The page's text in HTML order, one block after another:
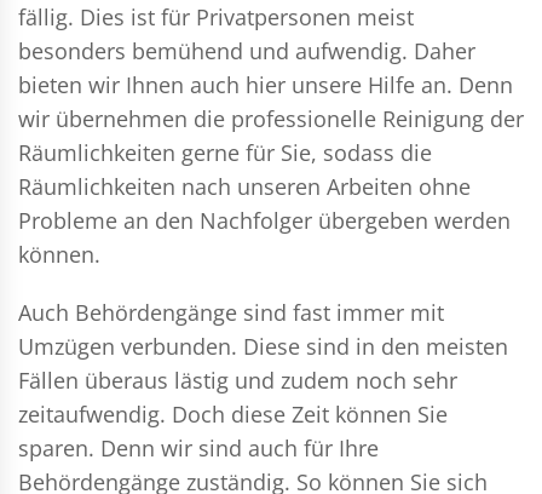
fällig. Dies ist für Privatpersonen meist
besonders bemühend und aufwendig. Daher
bieten wir Ihnen auch hier unsere Hilfe an. Denn
wir übernehmen die professionelle Reinigung der
Räumlichkeiten gerne für Sie, sodass die
Räumlichkeiten nach unseren Arbeiten ohne
Probleme an den Nachfolger übergeben werden
können.
Auch Behördengänge sind fast immer mit
Umzügen verbunden. Diese sind in den meisten
Fällen überaus lästig und zudem noch sehr
zeitaufwendig. Doch diese Zeit können Sie
sparen. Denn wir sind auch für Ihre
Behördengänge zuständig. So können Sie sich